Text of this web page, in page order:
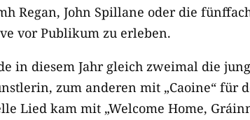
Regan, John Spillane oder die
vor Publikum zu erleben.
in diesem Jahr gleich zweimal die
zum anderen mit „Caoine“ für
Lied kam mit „Welcome Home,